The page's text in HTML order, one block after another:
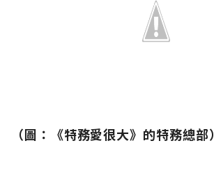
（圖： 《特務愛很大》的特務總部）